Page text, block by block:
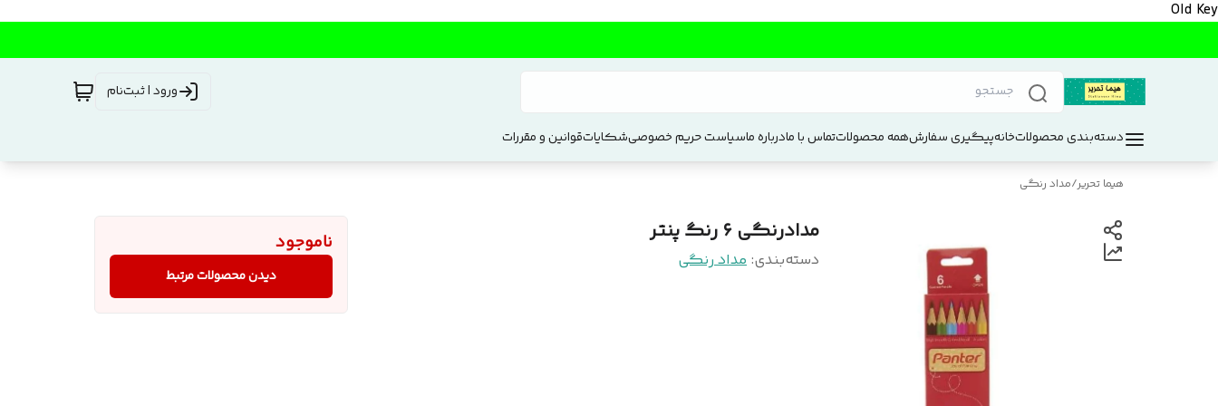
Old Key
ورود | ثبت‌نام
دسته‌بندی محصولاتخانهپیگیری سفارشهمه محصولاتتماس با مادرباره ماسیاست حریم خصوصیشکایاتقوانین و مقررات
هیما تحریر/مداد رنگی
مدادرنگی ۶ رنگ پنتر
دسته‌بندی: مداد رنگی
ناموجود
دیدن محصولات مرتبط